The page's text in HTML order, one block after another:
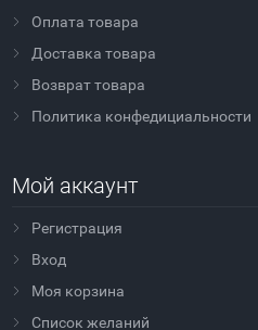
Оплата товара
Доставка товара
Возврат товара
Политика конфедициальности
Мой аккаунт
Регистрация
Вход
Моя корзина
Cписок желаний